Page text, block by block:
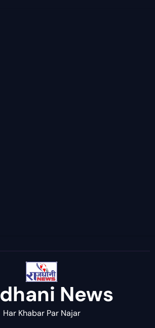
News
Har Khabar Par Najar